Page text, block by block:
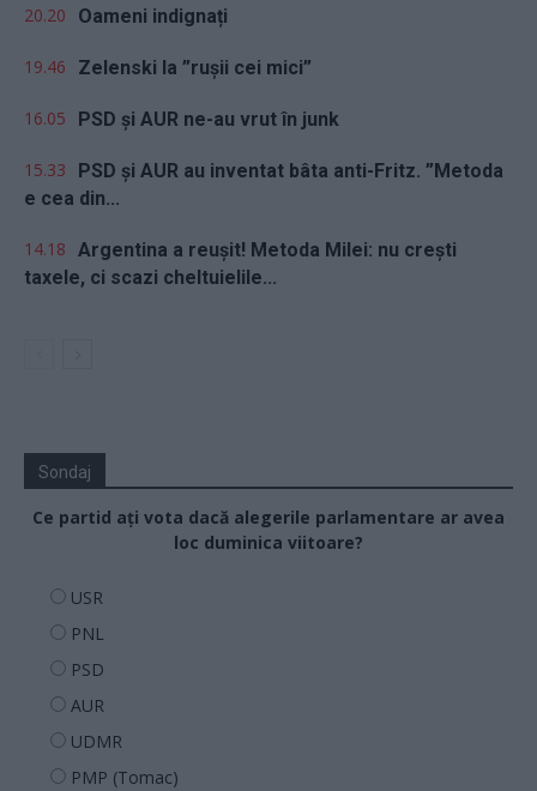
20.20 Oameni indignați
19.46 Zelenski la ”rușii cei mici”
16.05 PSD și AUR ne-au vrut în junk
15.33
PSD și AUR au inventat bâta anti-Fritz. ”Metoda
e cea din...
14.18 Argentina a reușit! Metoda Milei: nu crești
taxele, ci scazi cheltuielile...
Sondaj
Ce partid ați vota dacă alegerile parlamentare ar avea
loc duminica viitoare?
USR
PNL
PSD
AUR
UDMR
PMP (Tomac)